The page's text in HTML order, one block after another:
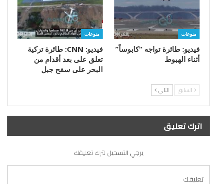
منوعات
فيديو: طائرة تواجه “كابوساً”
أثناء الهبوط
منوعات
فيديو: CNN: طائرة تركية
تعلق على بعد أقدام من
البحر على سفح جبل
السابق التالي
اترك تعليق
يرجي التسجيل لترك تعليقك